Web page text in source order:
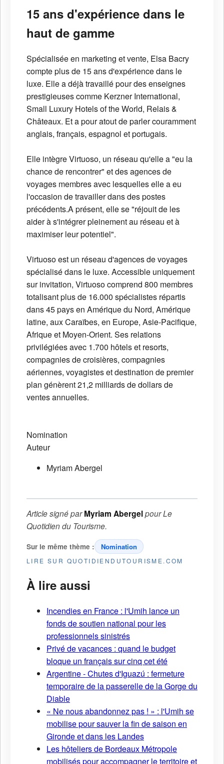
15 ans d'expérience dans le
haut de gamme
Spécialisée en marketing et vente, Elsa Bacry
compte plus de 15 ans d'expérience dans le
luxe. Elle a déjà travaillé pour des enseignes
prestigieuses comme Kerzner International,
Small Luxury Hotels of the World, Relais &
Châteaux. Et a pour atout de parler couramment
anglais, français, espagnol et portugais.
Elle intègre Virtuoso, un réseau qu'elle a "eu la
chance de rencontrer" et des agences de
voyages membres avec lesquelles elle a eu
l'occasion de travailler dans des postes
précédents.A présent, elle se "réjouit de les
aider à s'intégrer pleinement au réseau et à
maximiser leur potentiel".
Virtuoso est un réseau d'agences de voyages
spécialisé dans le luxe. Accessible uniquement
sur invitation, Virtuoso comprend 800 membres
totalisant plus de 16.000 spécialistes répartis
dans 45 pays en Amérique du Nord, Amérique
latine, aux Caraïbes, en Europe, Asie-Pacifique,
Afrique et Moyen-Orient. Ses relations
privilégiées avec 1.700 hôtels et resorts,
compagnies de croisières, compagnies
aériennes, voyagistes et destination de premier
plan génèrent 21,2 milliards de dollars de
ventes annuelles.
Nomination
Auteur
Myriam Abergel
Article signé parMyriam AbergelpourLe
Quotidien du Tourisme.
Sur le même thème : Nomination
LIRE SUR QUOTIDIENDUTOURISME.COM
À lire aussi
Incendies en France : l'Umih lance un
fonds de soutien national pour les
professionnels sinistrés
Privé de vacances : quand le budget
bloque un français sur cinq cet été
Argentine - Chutes d'Iguazú : fermeture
temporaire de la passerelle de la Gorge du
Diable
« Ne nous abandonnez pas ! » : l'Umih se
mobilise pour sauver la fin de saison en
Gironde et dans les Landes
Les hôteliers de Bordeaux Métropole
mobilisés pour accompagner le territoire et